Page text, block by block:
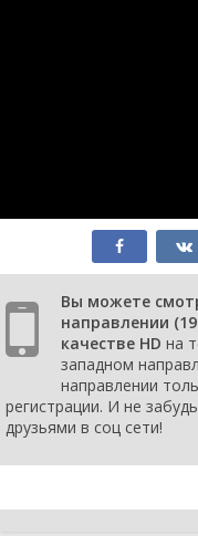
Вы можете
направлении
качестве HD на
западном
направлении
регистрации. И не
друзьями в соц сети!